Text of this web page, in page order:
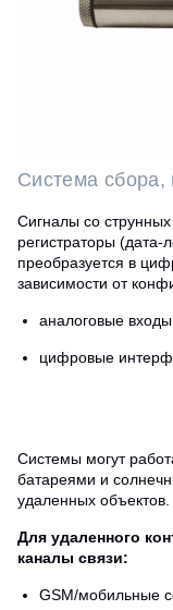
Система сбора,
Сигналы со
регистраторы (дата-
преобразуется в
зависимости от
аналоговые
цифровые
Системы могут
батареями и
удаленных объектов.
Для удаленного
каналы связи:
GSM/мобильные